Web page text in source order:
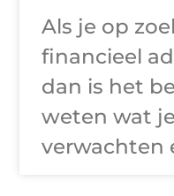
Als je op
financieel
dan is het
weten wat
verwachten